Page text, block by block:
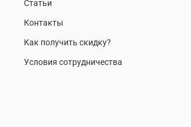
Статьи
Контакты
Как получить скидку?
Условия сотрудничества